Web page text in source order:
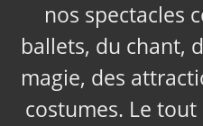
nos spectacles
ballets, du chant,
magie, des
costumes. Le